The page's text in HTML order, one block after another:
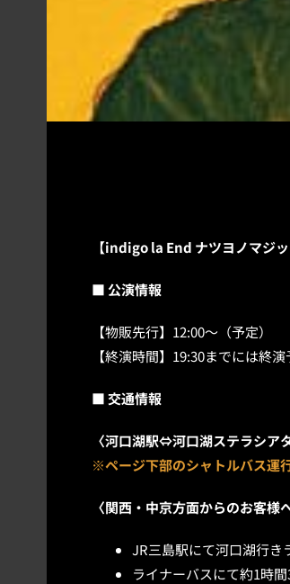
【indigo la End ナツヨノマジ
■ 公演情報
【物販先行】12:00～（予定）
【終演時間】19:30までには終演
■ 交通情報
〈河口湖駅⇔河口湖ステラシア
※ページ下部のシャトルバス運
〈関西・中京方面からのお客様
JR三島駅にて河口湖行き
ライナーバスにて約1時